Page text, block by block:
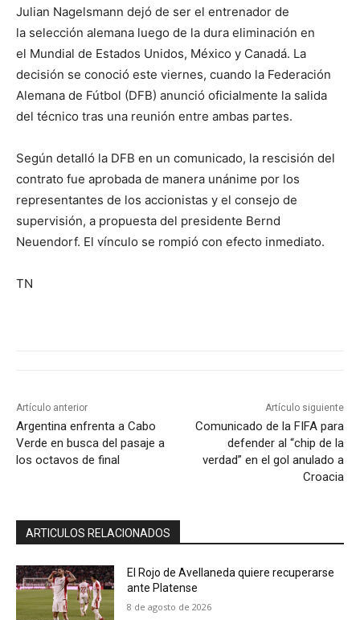
Julian Nagelsmann dejó de ser el entrenador de
la selección alemana luego de la dura eliminación en
el Mundial de Estados Unidos, México y Canadá. La
decisión se conoció este viernes, cuando la Federación
Alemana de Fútbol (DFB) anunció oficialmente la salida
del técnico tras una reunión entre ambas partes.
Según detalló la DFB en un comunicado, la rescisión del
contrato fue aprobada de manera unánime por los
representantes de los accionistas y el consejo de
supervisión, a propuesta del presidente Bernd
Neuendorf. El vínculo se rompió con efecto inmediato.
TN
Artículo anterior
Argentina enfrenta a Cabo
Verde en busca del pasaje a
los octavos de final
Artículo siguiente
Comunicado de la FIFA para
defender al “chip de la
verdad” en el gol anulado a
Croacia
ARTICULOS RELACIONADOS
El Rojo de Avellaneda quiere recuperarse
ante Platense
8 de agosto de 2026